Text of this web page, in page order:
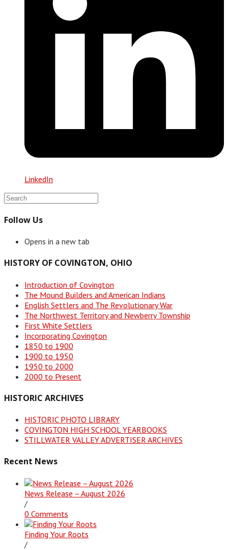
LinkedIn
Follow Us
Opens in a new tab
HISTORY OF COVINGTON, OHIO
Introduction of Covington
The Mound Builders and American Indians
English Settlers and The Revolutionary War
The Northwest Territory and Newberry Township
First White Settlers
Incorporating Covington
1850 to 1900
1900 to 1950
1950 to 2000
2000 to Present
HISTORIC ARCHIVES
HISTORIC PHOTO LIBRARY
COVINGTON HIGH SCHOOL YEARBOOKS
STILLWATER VALLEY ADVERTISER ARCHIVES
Recent News
News Release – August 2026
/
0 Comments
Finding Your Roots
/